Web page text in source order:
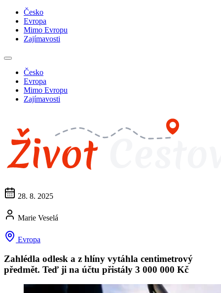
Česko
Evropa
Mimo Evropu
Zajímavosti
Česko
Evropa
Mimo Evropu
Zajímavosti
28. 8. 2025
Marie Veselá
Evropa
Zahlédla odlesk a z hlíny vytáhla centimetrový
předmět. Teď ji na účtu přistály 3 000 000 Kč